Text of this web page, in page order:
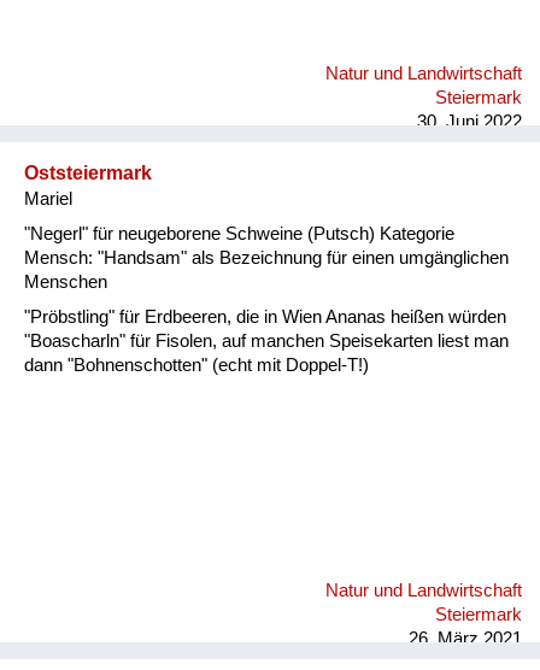
Natur und Landwirtschaft
Steiermark
30. Juni 2022
Oststeiermark
Mariel
"Negerl" für neugeborene Schweine (Putsch) Kategorie
Mensch: "Handsam" als Bezeichnung für einen umgänglichen
Menschen
"Pröbstling" für Erdbeeren, die in Wien Ananas heißen würden
"Boascharln" für Fisolen, auf manchen Speisekarten liest man
dann "Bohnenschotten" (echt mit Doppel-T!)
Natur und Landwirtschaft
Steiermark
26. März 2021